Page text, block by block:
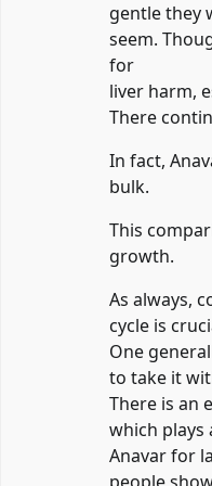
gentle they
seem.
for
liver harm,
There
In fact,
bulk.
This
growth.
As always,
cycle is
One
to take it
There is an
which plays
Anavar for